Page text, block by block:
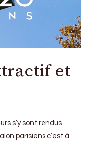
et
s’y sont rendus
parisiens c’est à